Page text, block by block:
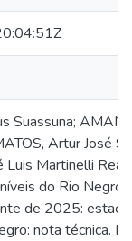
Suassuna;
Artur José
Luis Martinelli Real
do Rio Negro
de 2025:
nota técnica.